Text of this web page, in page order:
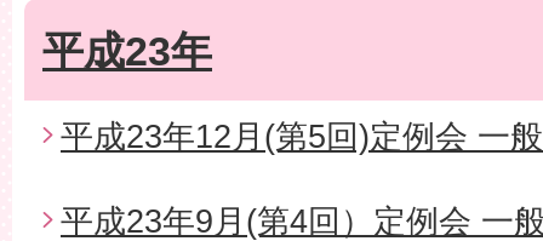
平成23年
平成23年12月(第5回)定例会 一
平成23年9月(第4回）定例会 一